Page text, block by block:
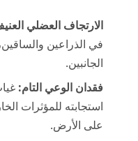
الارتجاف العضلي
في الذراعين
الجانبين.
فقدان الوعي التام:
استجابته للمؤثرات
على الأرض.